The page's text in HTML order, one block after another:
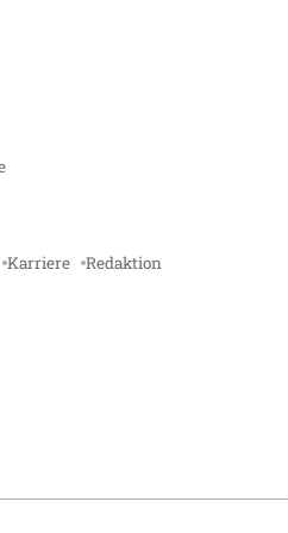
Karriere Redaktion